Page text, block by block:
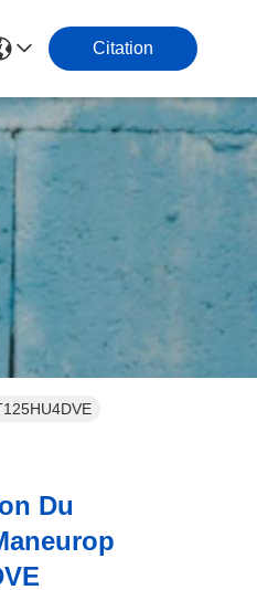
Citation
Du